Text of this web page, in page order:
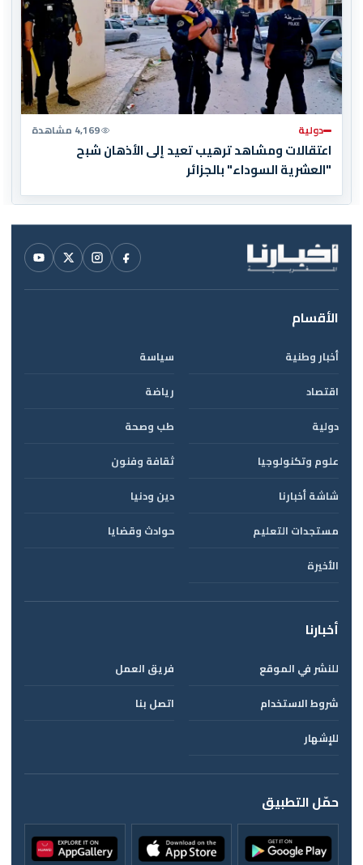
دولية 4,169 مشاهدة
اعتقالات ومشاهد ترهيب تعيد إلى الأذهان شبح
"العشرية السوداء" بالجزائر
الأقسام
أخبار وطنية
سياسة
اقتصاد
رياضة
دولية
طب وصحة
علوم وتكنولوجيا
ثقافة وفنون
شاشة أخبارنا
دين ودنيا
مستجدات التعليم
حوادث وقضايا
الأخيرة
أخبارنا
للنشر في الموقع
فريق العمل
شروط الاستخدام
اتصل بنا
للإشهار
حمّل التطبيق